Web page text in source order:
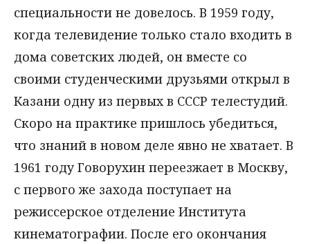
специальности не довелось. В 1959 году,
когда телевидение только стало входить в
дома советских людей, он вместе со
своими студенческими друзьями открыл в
Казани одну из первых в СССР телестудий.
Скоро на практике пришлось убедиться,
что знаний в новом деле явно не хватает. В
1961 году Говорухин переезжает в Москву,
с первого же захода поступает на
режиссерское отделение Института
кинематографии. После его окончания